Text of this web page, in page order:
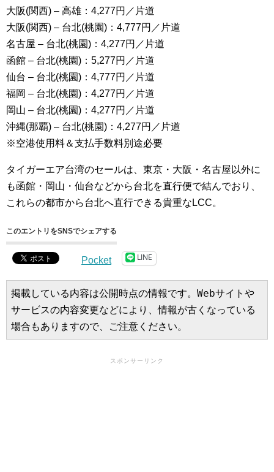
大阪(関西) – 高雄：4,277円／片道
大阪(関西) – 台北(桃園)：4,777円／片道
名古屋 – 台北(桃園)：4,277円／片道
函館 – 台北(桃園)：5,277円／片道
仙台 – 台北(桃園)：4,777円／片道
福岡 – 台北(桃園)：4,277円／片道
岡山 – 台北(桃園)：4,277円／片道
沖縄(那覇) – 台北(桃園)：4,277円／片道
※空港使用料＆支払手数料別途必要
タイガーエア台湾のセールは、東京・大阪・名古屋以外に
も函館・岡山・仙台などから台北を直行便で結んでおり、
これらの都市から台北へ直行できる貴重なLCC。
このエントリをSNSでシェアする
Pocket LINE
掲載している内容は公開時点の情報です。Webサイトや
サービスの内容変更などにより、情報が古くなっている
場合もありますので、ご注意ください。
スポンサーリンク